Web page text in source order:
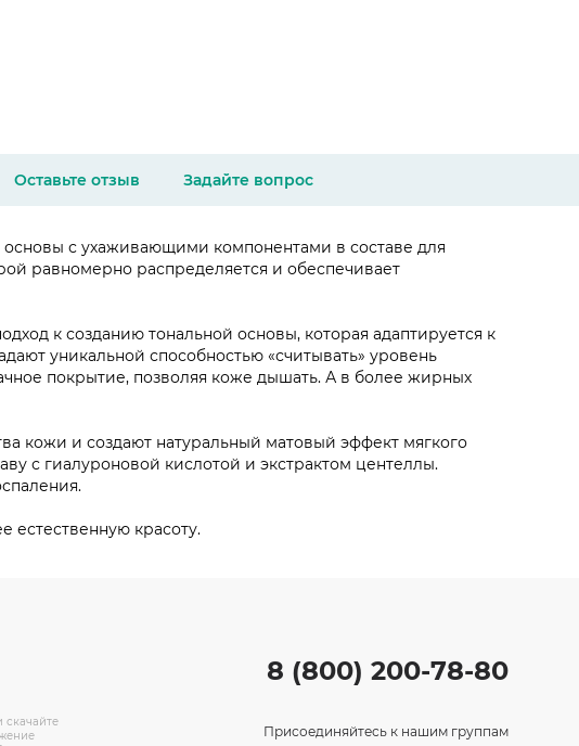
Оставьте отзыв Задайте вопрос
основы с ухаживающими компонентами в составе для
равномерно распределяется и обеспечивает
к созданию тональной основы, которая адаптируется к
уникальной способностью «считывать» уровень
покрытие, позволяя коже дышать. А в более жирных
кожи и создают натуральный матовый эффект мягкого
с гиалуроновой кислотой и экстрактом центеллы.
естественную красоту.
скачайте
8 (800) 200-78-80
Присоединяйтесь к нашим группам